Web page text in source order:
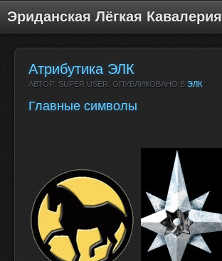
Эриданская Лёгкая Кавалерия
Атрибутика ЭЛК
АВТОР: SUPER USER. ОПУБЛИКОВАНО В ЭЛК
Главные символы